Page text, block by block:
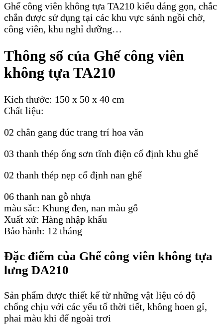
Ghế công viên không tựa TA210 kiểu dáng gọn, chắc
chắn được sử dụng tại các khu vực sảnh ngồi chờ,
công viên, khu nghỉ dưỡng…
Thông số của Ghế công viên
không tựa TA210
Kích thước: 150 x 50 x 40 cm
Chất liệu:
02 chân gang đúc trang trí hoa văn
03 thanh thép ống sơn tĩnh điện cố định khu ghế
02 thanh thép nẹp cố định nan ghế
06 thanh nan gỗ nhựa
màu sắc: Khung đen, nan màu gỗ
Xuất xứ: Hàng nhập khẩu
Bảo hành: 12 tháng
Đặc điểm của Ghế công viên không tựa
lưng DA210
Sản phẩm được thiết kế từ những vật liệu có độ
chống chịu với các yếu tố thời tiết, không hoen gỉ,
phai màu khi để ngoài trơi